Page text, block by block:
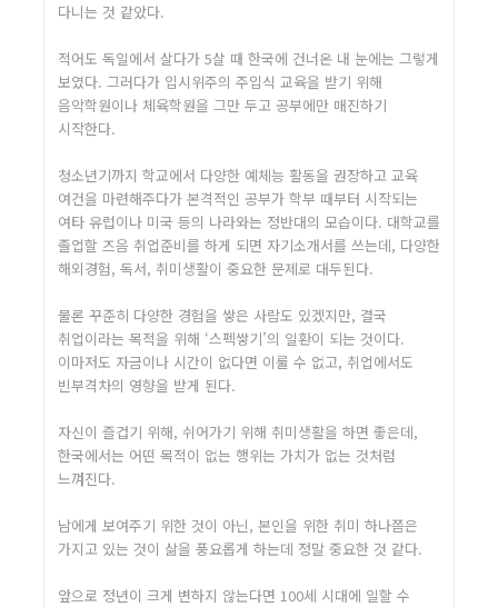
다니는 것 같았다.
적어도 독일에서 살다가 5살 때 한국에 건너온 내 눈에는 그렇게
보였다. 그러다가 입시위주의 주입식 교육을 받기 위해
음악학원이나 체육학원을 그만 두고 공부에만 매진하기
시작한다.
청소년기까지 학교에서 다양한 예체능 활동을 권장하고 교육
여건을 마련해주다가 본격적인 공부가 학부 때부터 시작되는
여타 유럽이나 미국 등의 나라와는 정반대의 모습이다. 대학교를
졸업할 즈음 취업준비를 하게 되면 자기소개서를 쓰는데, 다양한
해외경험, 독서, 취미생활이 중요한 문제로 대두된다.
물론 꾸준히 다양한 경험을 쌓은 사람도 있겠지만, 결국
취업이라는 목적을 위해 ‘스펙쌓기’의 일환이 되는 것이다.
이마저도 자금이나 시간이 없다면 이룰 수 없고, 취업에서도
빈부격차의 영향을 받게 된다.
자신이 즐겁기 위해, 쉬어가기 위해 취미생활을 하면 좋은데,
한국에서는 어떤 목적이 없는 행위는 가치가 없는 것처럼
느껴진다.
남에게 보여주기 위한 것이 아닌, 본인을 위한 취미 하나쯤은
가지고 있는 것이 삶을 풍요롭게 하는데 정말 중요한 것 같다.
앞으로 정년이 크게 변하지 않는다면 100세 시대에 일할 수